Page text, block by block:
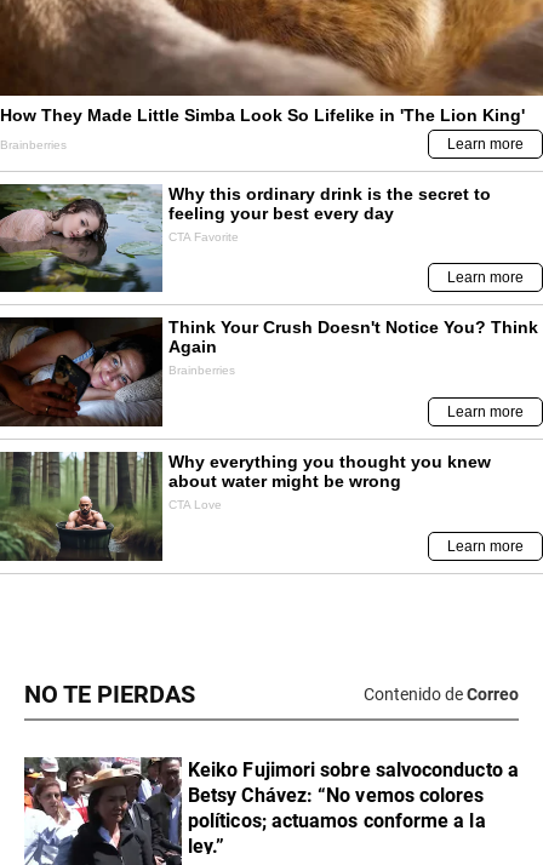
NO TE PIERDAS Contenido deCorreo
Keiko Fujimori sobre salvoconducto a
Betsy Chávez: “No vemos colores
políticos; actuamos conforme a la
ley.”